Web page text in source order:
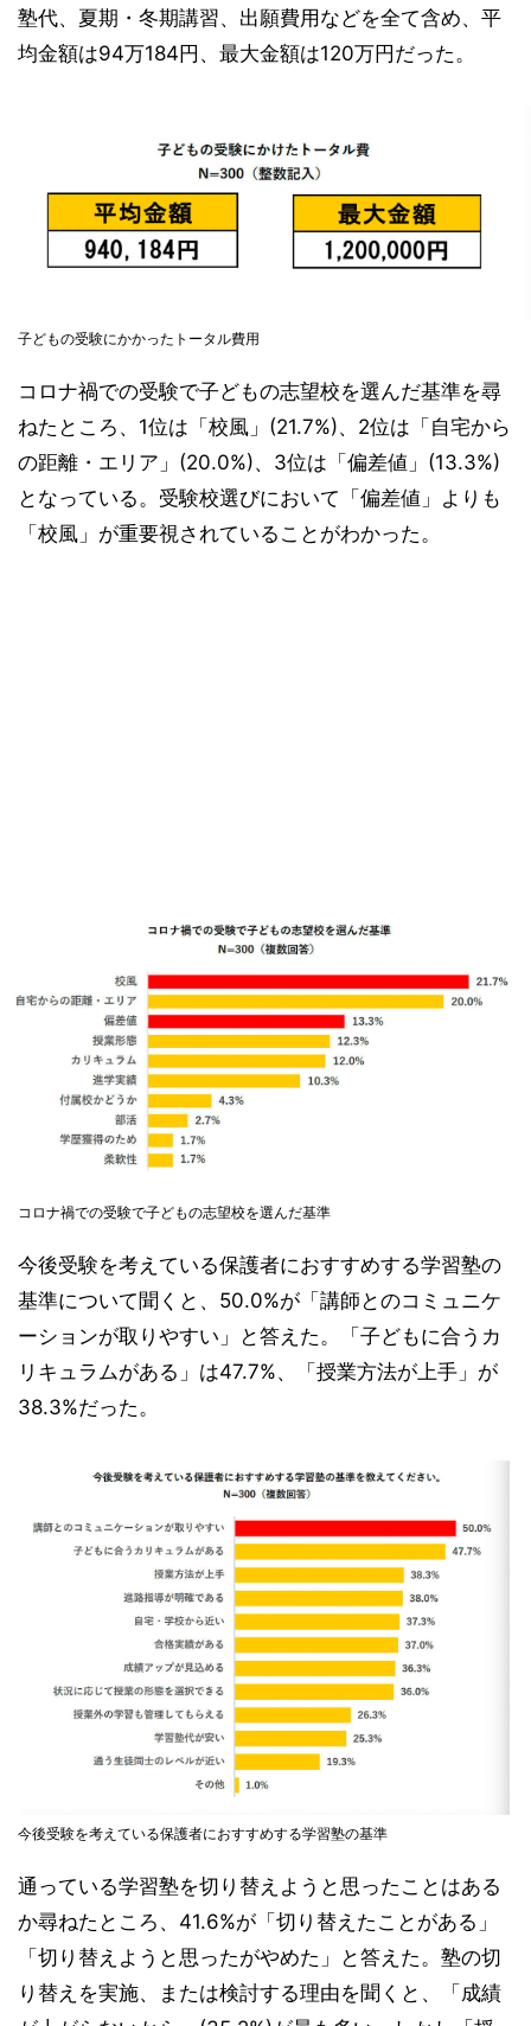
塾代、夏期・冬期講習、出願費用などを全て含め、平
均金額は94万184円、最大金額は120万円だった。
子どもの受験にかかったトータル費用
コロナ禍での受験で子どもの志望校を選んだ基準を尋
ねたところ、1位は「校風」(21.7%)、2位は「自宅から
の距離・エリア」(20.0%)、3位は「偏差値」(13.3%)
となっている。受験校選びにおいて「偏差値」よりも
「校風」が重要視されていることがわかった。
コロナ禍での受験で子どもの志望校を選んだ基準
今後受験を考えている保護者におすすめする学習塾の
基準について聞くと、50.0%が「講師とのコミュニケ
ーションが取りやすい」と答えた。「子どもに合うカ
リキュラムがある」は47.7%、「授業方法が上手」が
38.3%だった。
今後受験を考えている保護者におすすめする学習塾の基準
通っている学習塾を切り替えようと思ったことはある
か尋ねたところ、41.6%が「切り替えたことがある」
「切り替えようと思ったがやめた」と答えた。塾の切
り替えを実施、または検討する理由を聞くと、「成績